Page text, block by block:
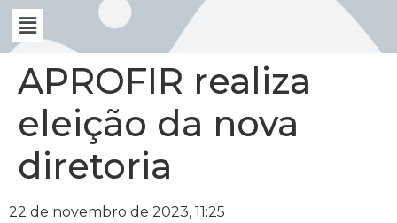
APROFIR realiza
eleição da nova
diretoria
22 de novembro de 2023, 11:25